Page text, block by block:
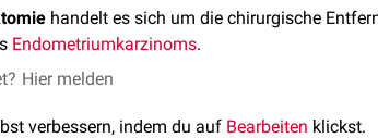
handelt es sich um die chirurgische
Endometriumkarzinoms.
Hier melden
verbessern, indem du auf Bearbeiten klickst.